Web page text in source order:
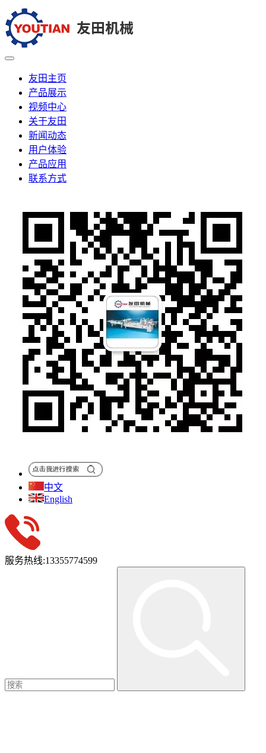
友田主页
产品展示
视频中心
关于友田
新闻动态
用户体验
产品应用
联系方式
中文
English
服务热线:13355774599